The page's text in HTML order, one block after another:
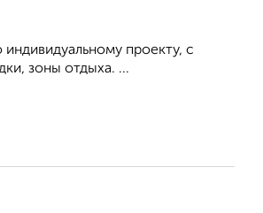
проекту, с
зоны отдыха. ...